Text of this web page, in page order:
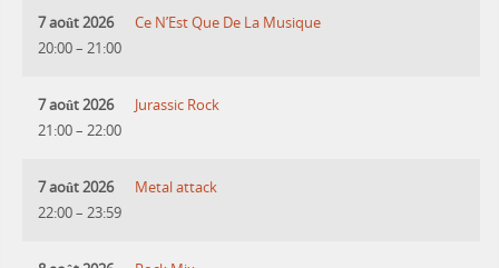
7 août 2026
20:00– 21:00
Ce N’Est Que De La Musique
7 août 2026
21:00– 22:00
Jurassic Rock
7 août 2026
22:00– 23:59
Metal attack